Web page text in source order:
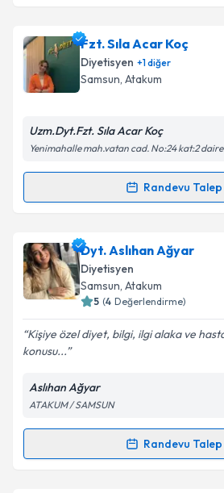
Dyt. Zeynep Beyazarslan
oluşturun. Size bu uzmandan
takvim hazırlandığında e-posta
Kişisel verilerimin
Metni'ni okudum ve kişisel
Takvim Talebini
Fzt. Sıla Acar Koç
Diyetisyen +1diğer
Samsun, Atakum
Uzm.Dyt.Fzt. Sıla Acar Koç
Yenimahalle mah.vatan cad. No:24 kat:2
Randevu Talep
Randevu Takvimi Talebi
Fzt. Sıla Acar Koçiçin randevu
oluşturun. Size bu uzmandan
takvim hazırlandığında e-posta
Kişisel verilerimin
Metni'ni okudum ve kişisel
kapsamda işlenmesini kabul
Dyt. Aslıhan Ağyar
Diyetisyen
Samsun, Atakum
5 (4 Değerlendirme)
Kişiye özel diyet, bilgi, ilgi alaka ve
konusu...
Aslıhan Ağyar
ATAKUM / SAMSUN
Randevu Talep
Randevu Takvimi Talebi